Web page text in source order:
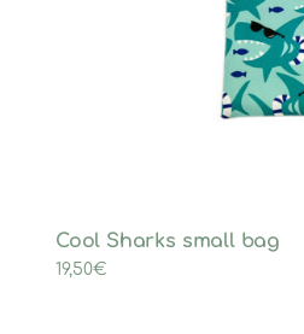
Cool Sharks small bag
19,50€